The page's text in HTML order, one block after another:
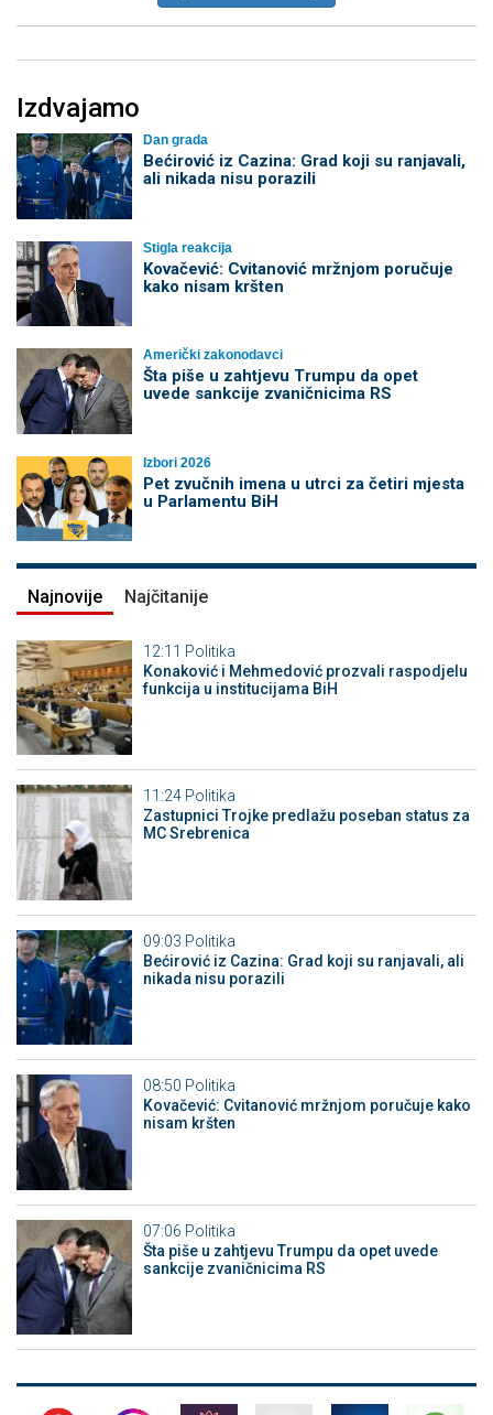
Izdvajamo
Dan grada
Bećirović iz Cazina: Grad koji su ranjavali,
ali nikada nisu porazili
Stigla reakcija
Kovačević: Cvitanović mržnjom poručuje
kako nisam kršten
Američki zakonodavci
Šta piše u zahtjevu Trumpu da opet
uvede sankcije zvaničnicima RS
Izbori 2026
Pet zvučnih imena u utrci za četiri mjesta
u Parlamentu BiH
Najnovije Najčitanije
12:11 Politika
Konaković i Mehmedović prozvali raspodjelu
funkcija u institucijama BiH
11:24 Politika
Zastupnici Trojke predlažu poseban status za
MC Srebrenica
09:03 Politika
Bećirović iz Cazina: Grad koji su ranjavali, ali
nikada nisu porazili
08:50 Politika
Kovačević: Cvitanović mržnjom poručuje kako
nisam kršten
07:06 Politika
Šta piše u zahtjevu Trumpu da opet uvede
sankcije zvaničnicima RS